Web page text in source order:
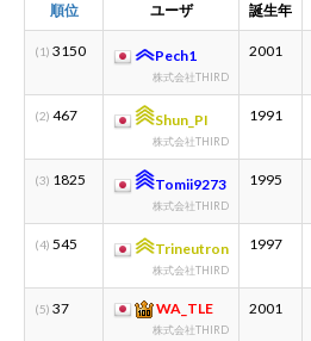
順位 ユーザ 誕生年
(1) 3150 Pech1
株式会社THIRD
2001
(2) 467 Shun_PI
株式会社THIRD
1991
(3) 1825 Tomii9273
株式会社THIRD
1995
(4) 545 Trineutron
株式会社THIRD
1997
(5) 37 WA_TLE
株式会社THIRD
2001